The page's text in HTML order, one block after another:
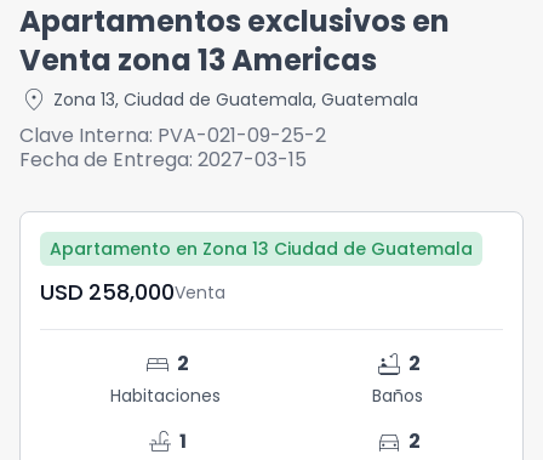
Apartamentos exclusivos en
Venta zona 13 Americas
location_on Zona 13, Ciudad de Guatemala, Guatemala
Clave Interna: PVA-021-09-25-2
Fecha de Entrega: 2027-03-15
Apartamento en Zona 13 Ciudad de Guatemala
USD	258,000Venta
bed 2
Habitaciones
bathtub 2
Baños
faucet 1 directions_car 2